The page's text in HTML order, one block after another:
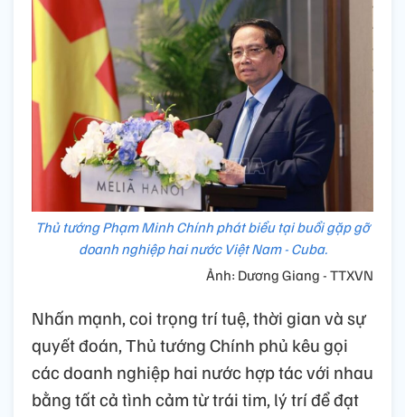
Thủ tướng Phạm Minh Chính phát biểu tại buổi gặp gỡ
doanh nghiệp hai nước Việt Nam - Cuba.
Ảnh: Dương Giang - TTXVN
Nhấn mạnh, coi trọng trí tuệ, thời gian và sự
quyết đoán, Thủ tướng Chính phủ kêu gọi
các doanh nghiệp hai nước hợp tác với nhau
bằng tất cả tình cảm từ trái tim, lý trí để đạt